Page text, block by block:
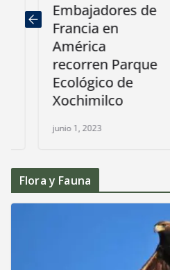
Embajadores de
Francia en
América
recorren Parque
Ecológico de
Xochimilco
junio 1, 2023
Flora y Fauna